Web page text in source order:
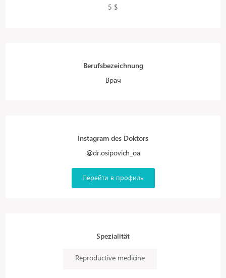
5 $
Berufsbezeichnung
Врач
Instagram des Doktors
@dr.osipovich_oa
Перейти в профиль
Spezialität
Reproductive medicine